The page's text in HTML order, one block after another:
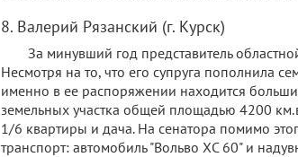
8. Валерий Рязанский (г. Курск)
За минувший год представитель
Несмотря на то, что его супруга пополнила
именно в ее распоряжении находится
земельных участка общей площадью 4200
1/6 квартиры и дача. На сенатора помимо
транспорт: автомобиль "Вольво ХС 60" и